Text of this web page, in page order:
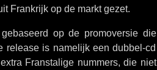
Frankrijk op de markt gezet.
op de promoversie die
release is namelijk een dubbel-cd
Franstalige nummers, die niet